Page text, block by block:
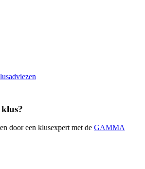
door een klusexpert met de GAMMA